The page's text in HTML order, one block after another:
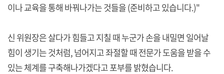
이나 교육을 통해 바꿔나가는 것들을 (준비하고 있습니다.)"
신 위원장은 살다가 힘들고 지칠 때 누군가 손을 내밀면 일어날
힘이 생기는 것처럼, 넘어지고 좌절할 때 전문가 도움을 받을 수
있는 체계를 구축해나가겠다고 포부를 밝혔습니다.